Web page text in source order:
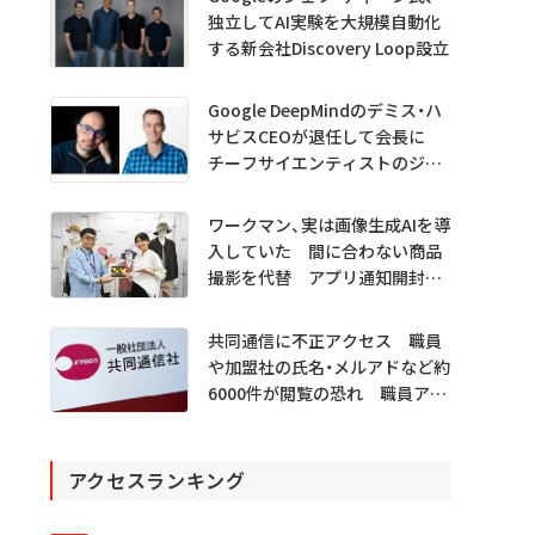
独立してAI実験を大規模自動化
する新会社Discovery Loop設立
Google DeepMindのデミス・ハ
サビスCEOが退任して会長に
チーフサイエンティストのジェ
ワークマン、実は画像生成AIを導
入していた 間に合わない商品
撮影を代替 アプリ通知開封も
共同通信に不正アクセス 職員
や加盟社の氏名・メルアドなど約
6000件が閲覧の恐れ 職員アカ
アクセスランキング